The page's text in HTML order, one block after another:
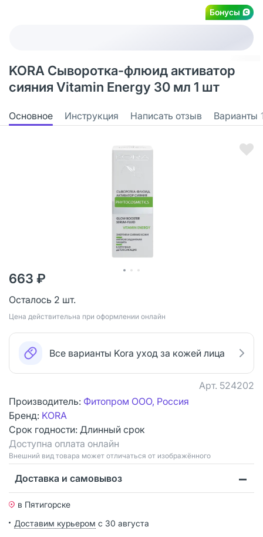
Бонусы
KORA Сыворотка-флюид активатор
сияния Vitamin Energy 30 мл 1 шт
Основное Инструкция Написать отзыв Варианты
663 ₽
Осталось 2 шт.
Цена действительна при оформлении онлайн
Все варианты Kora уход за кожей лица
Арт. 524202
Производитель: Фитопром ООО, Россия
Бренд: KORA
Срок годности: Длинный срок
Доступна оплата онлайн
Bнешний вид товара может отличаться от изображённого
Доставка и самовывоз
в Пятигорске
Доставим курьером с 30 августа